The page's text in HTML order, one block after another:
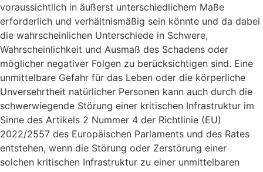
voraussichtlich in äußerst unterschiedlichem Maße
erforderlich und verhältnismäßig sein könnte und da dabei
die wahrscheinlichen Unterschiede in Schwere,
Wahrscheinlichkeit und Ausmaß des Schadens oder
möglicher negativer Folgen zu berücksichtigen sind. Eine
unmittelbare Gefahr für das Leben oder die körperliche
Unversehrtheit natürlicher Personen kann auch durch die
schwerwiegende Störung einer kritischen Infrastruktur im
Sinne des Artikels 2 Nummer 4 der Richtlinie (EU)
2022/2557 des Europäischen Parlaments und des Rates
entstehen, wenn die Störung oder Zerstörung einer
solchen kritischen Infrastruktur zu einer unmittelbaren